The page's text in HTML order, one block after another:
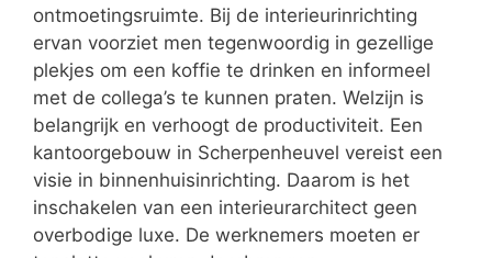
ontmoetingsruimte. Bij de interieurinrichting
ervan voorziet men tegenwoordig in gezellige
plekjes om een koffie te drinken en informeel
met de collega’s te kunnen praten. Welzijn is
belangrijk en verhoogt de productiviteit. Een
kantoorgebouw in Scherpenheuvel vereist een
visie in binnenhuisinrichting. Daarom is het
inschakelen van een interieurarchitect geen
overbodige luxe. De werknemers moeten er